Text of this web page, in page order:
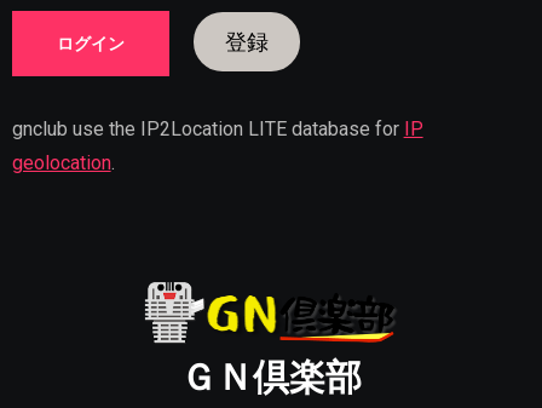
登録
gnclub use the IP2Location LITE database for IP
geolocation.
ＧＮ倶楽部